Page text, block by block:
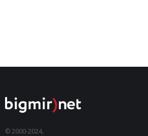
© 2000-2024,